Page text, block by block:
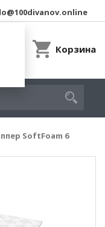
Корзина
SoftFoam 6